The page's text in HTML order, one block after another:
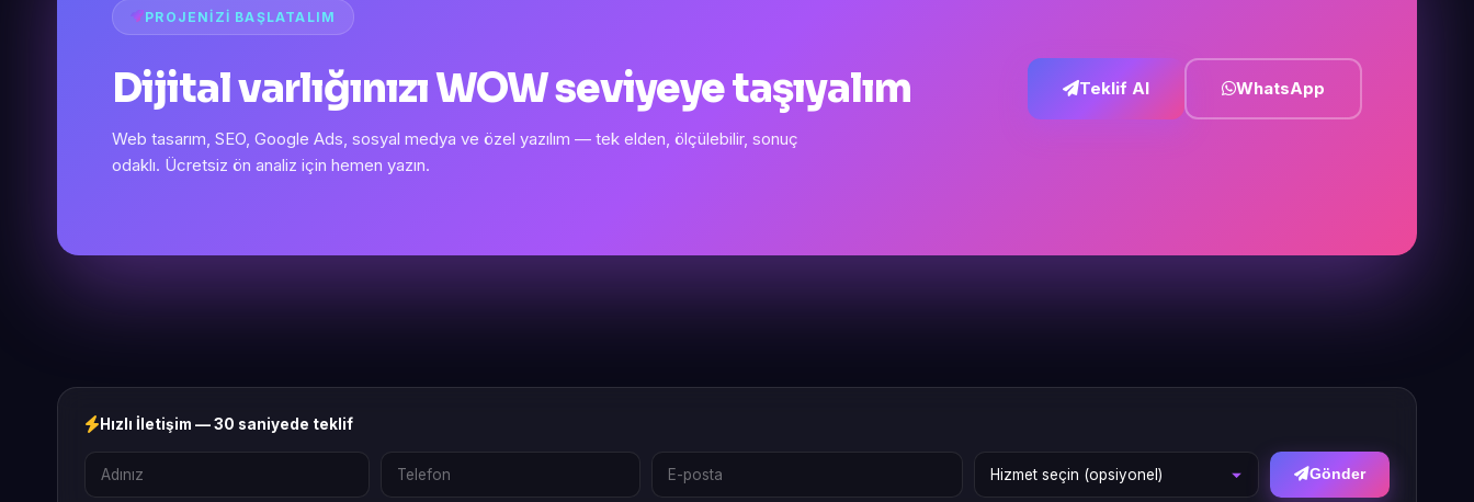
PROJENIZI BAŞLATALIM
Dijital varlığınızı WOW seviyeye taşıyalım
Web tasarım, SEO, Google Ads, sosyal medya ve özel yazılım — tek elden, ölçülebilir, sonuç
odaklı. Ücretsiz ön analiz için hemen yazın.
Teklif Al WhatsApp
Hızlı İletişim — 30 saniyede teklif
Gönder